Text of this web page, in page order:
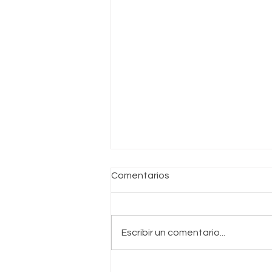
Comentarios
Escribir un comentario...